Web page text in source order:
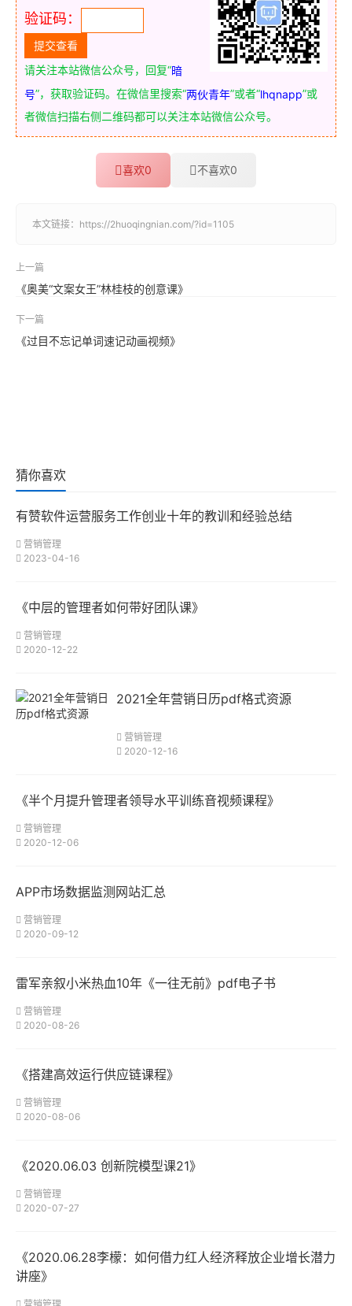
验证码：
请关注本站微信公众号，回复“暗
号”，获取验证码。在微信里搜索“两伙青年”或者“lhqnapp”或
者微信扫描右侧二维码都可以关注本站微信公众号。
喜欢0 不喜欢0
本文链接： https://2huoqingnian.com/?id=1105
上一篇
《奥美“文案女王”林桂枝的创意课》
下一篇
《过目不忘记单词速记动画视频》
猜你喜欢
有赞软件运营服务工作创业十年的教训和经验总结
营销管理
2023-04-16
《中层的管理者如何带好团队课》
营销管理
2020-12-22
2021全年营销日历pdf格式资源
营销管理
2020-12-16
《半个月提升管理者领导水平训练音视频课程》
营销管理
2020-12-06
APP市场数据监测网站汇总
营销管理
2020-09-12
雷军亲叙小米热血10年《一往无前》pdf电子书
营销管理
2020-08-26
《搭建高效运行供应链课程》
营销管理
2020-08-06
《2020.06.03 创新院模型课21》
营销管理
2020-07-27
《2020.06.28李檬：如何借力红人经济释放企业增长潜力
讲座》